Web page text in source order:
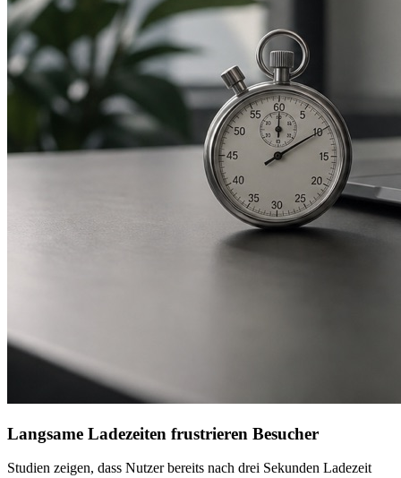
Langsame Ladezeiten frustrieren Besucher
Studien zeigen, dass Nutzer bereits nach drei Sekunden Ladezeit